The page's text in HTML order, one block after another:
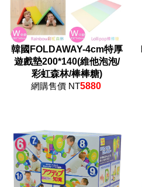
韓國FOLDAWAY-4cm特厚
遊戲墊200*140(維他泡泡/
彩虹森林/棒棒糖)
網購售價 NT5880